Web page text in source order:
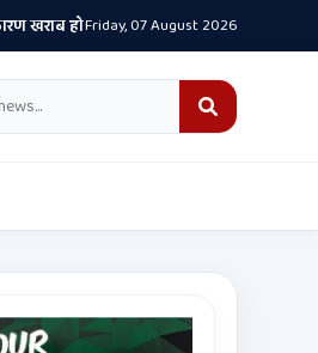
रही गाड़ियां- केजरीवाल • यह सिर्फ एक
Friday, 07 August 2026